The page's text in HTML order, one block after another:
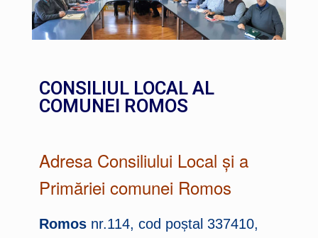
CONSILIUL LOCAL AL
COMUNEI ROMOS
Adresa Consiliului Local și a
Primăriei comunei Romos
Romos nr.114, cod poștal 337410,